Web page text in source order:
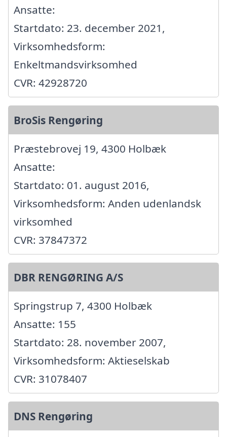
Ansatte:
Startdato: 23. december 2021,
Virksomhedsform:
Enkeltmandsvirksomhed
CVR: 42928720
BroSis Rengøring
Præstebrovej 19, 4300 Holbæk
Ansatte:
Startdato: 01. august 2016,
Virksomhedsform: Anden udenlandsk
virksomhed
CVR: 37847372
DBR RENGØRING A/S
Springstrup 7, 4300 Holbæk
Ansatte: 155
Startdato: 28. november 2007,
Virksomhedsform: Aktieselskab
CVR: 31078407
DNS Rengøring